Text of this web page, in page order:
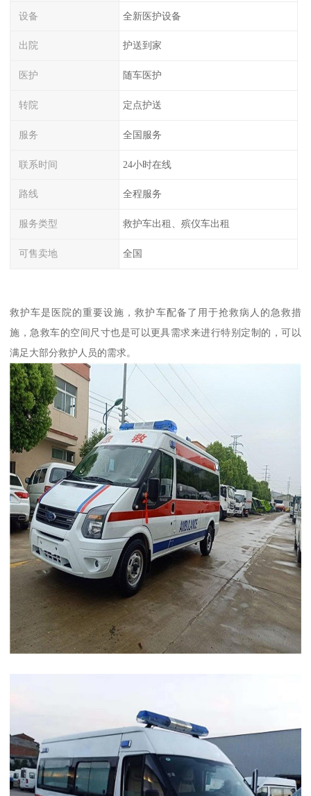
设备 全新医护设备
出院 护送到家
医护 随车医护
转院 定点护送
服务 全国服务
联系时间 24小时在线
路线 全程服务
服务类型 救护车出租、殡仪车出租
可售卖地 全国
救护车是医院的重要设施，救护车配备了用于抢救病人的急救措
施，急救车的空间尺寸也是可以更具需求来进行特别定制的，可以
满足大部分救护人员的需求。